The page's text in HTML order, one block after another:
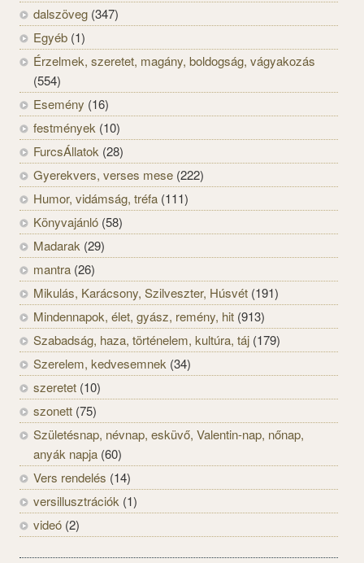
dalszöveg (347)
Egyéb (1)
Érzelmek, szeretet, magány, boldogság, vágyakozás
(554)
Esemény (16)
festmények (10)
FurcsÁllatok (28)
Gyerekvers, verses mese (222)
Humor, vidámság, tréfa (111)
Könyvajánló (58)
Madarak (29)
mantra (26)
Mikulás, Karácsony, Szilveszter, Húsvét (191)
Mindennapok, élet, gyász, remény, hit (913)
Szabadság, haza, történelem, kultúra, táj (179)
Szerelem, kedvesemnek (34)
szeretet (10)
szonett (75)
Születésnap, névnap, esküvő, Valentin-nap, nőnap,
anyák napja (60)
Vers rendelés (14)
versillusztrációk (1)
videó (2)